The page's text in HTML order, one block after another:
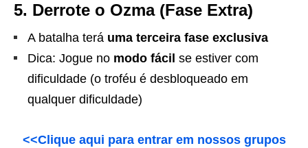
5. Derrote o Ozma (Fase Extra)
A batalha terá uma terceira fase exclusiva
Dica: Jogue no modo fácil se estiver com
dificuldade (o troféu é desbloqueado em
qualquer dificuldade)
<<Clique aqui para entrar em nossos grupos